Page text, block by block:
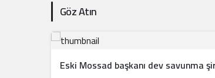
Göz Atın
Eski Mossad başkanı dev savunma